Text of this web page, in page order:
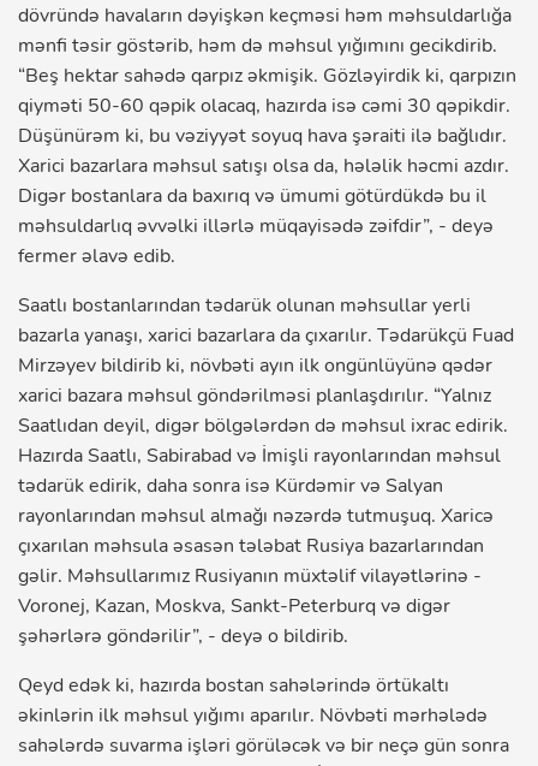
dövründə havaların dəyişkən keçməsi həm məhsuldarlığa
mənfi təsir göstərib, həm də məhsul yığımını gecikdirib.
“Beş hektar sahədə qarpız əkmişik. Gözləyirdik ki, qarpızın
qiyməti 50-60 qəpik olacaq, hazırda isə cəmi 30 qəpikdir.
Düşünürəm ki, bu vəziyyət soyuq hava şəraiti ilə bağlıdır.
Xarici bazarlara məhsul satışı olsa da, hələlik həcmi azdır.
Digər bostanlara da baxırıq və ümumi götürdükdə bu il
məhsuldarlıq əvvəlki illərlə müqayisədə zəifdir”, - deyə
fermer əlavə edib.
Saatlı bostanlarından tədarük olunan məhsullar yerli
bazarla yanaşı, xarici bazarlara da çıxarılır. Tədarükçü Fuad
Mirzəyev bildirib ki, növbəti ayın ilk ongünlüyünə qədər
xarici bazara məhsul göndərilməsi planlaşdırılır. “Yalnız
Saatlıdan deyil, digər bölgələrdən də məhsul ixrac edirik.
Hazırda Saatlı, Sabirabad və İmişli rayonlarından məhsul
tədarük edirik, daha sonra isə Kürdəmir və Salyan
rayonlarından məhsul almağı nəzərdə tutmuşuq. Xaricə
çıxarılan məhsula əsasən tələbat Rusiya bazarlarından
gəlir. Məhsullarımız Rusiyanın müxtəlif vilayətlərinə -
Voronej, Kazan, Moskva, Sankt-Peterburq və digər
şəhərlərə göndərilir”, - deyə o bildirib.
Qeyd edək ki, hazırda bostan sahələrində örtükaltı
əkinlərin ilk məhsul yığımı aparılır. Növbəti mərhələdə
sahələrdə suvarma işləri görüləcək və bir neçə gün sonra